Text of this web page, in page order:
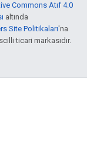
Commons Atıf 4.0
altında
Site Politikaları'na
ticari markasıdır.